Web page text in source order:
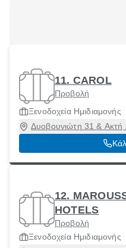
11. CAROL
Προβολή
Ξενοδοχεία Ημιδιαμονής
Δυοβουνιώτη 31 &
Πειραιάς
12.
HOTELS
Προβολή
Ξενοδοχεία Ημιδιαμονής